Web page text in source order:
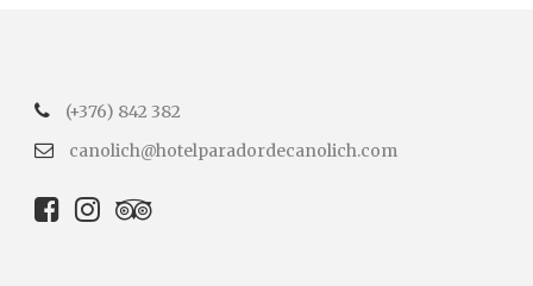
(+376) 842 382
canolich@hotelparadordecanolich.com